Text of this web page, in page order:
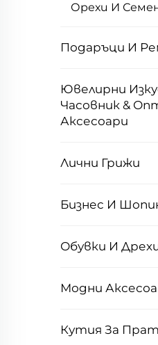
Орехи И
Подаръци И
Ювелирни
Часовник &
Аксесоари
Лични Грижи
Бизнес И
Обувки И
Модни
Кутия За